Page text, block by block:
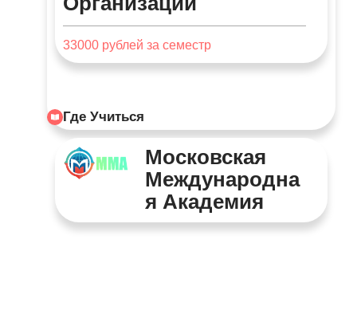
33000 рублей за семестр
Где Учиться
Московская
Международна
Я Академия